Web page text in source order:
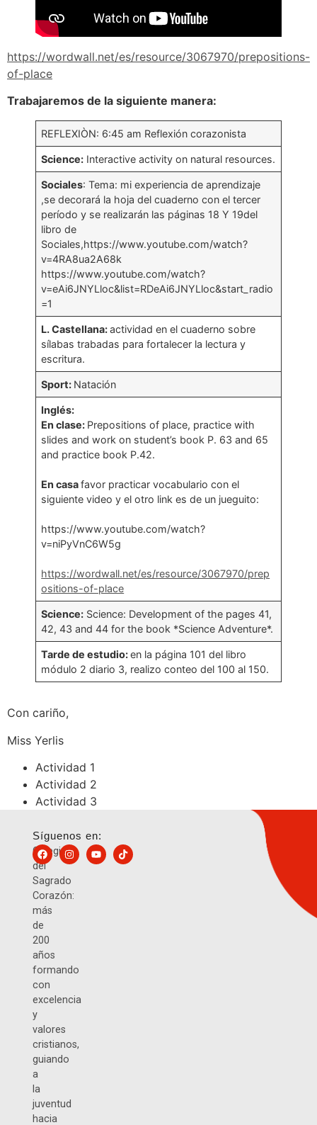
https://wordwall.net/es/resource/3067970/prepositions-
of-place
Trabajaremos de la siguiente manera:
REFLEXIÒN: 6:45 am Reflexión corazonista
Science: Interactive activity on natural resources.
Sociales: Tema: mi experiencia de aprendizaje
,se decorará la hoja del cuaderno con el tercer
período y se realizarán las páginas 18 Y 19del
libro de
Sociales,https://www.youtube.com/watch?
v=4RA8ua2A68k
https://www.youtube.com/watch?
v=eAi6JNYLloc&list=RDeAi6JNYLloc&start_radio
=1
L. Castellana:actividad en el cuaderno sobre
sílabas trabadas para fortalecer la lectura y
escritura.
Sport: Natación
Inglés:
En clase: Prepositions of place, practice with
slides and work on student’s book P. 63 and 65
and practice book P.42.
En casafavor practicar vocabulario con el
siguiente video y el otro link es de un jueguito:
https://www.youtube.com/watch?
v=niPyVnC6W5g
https://wordwall.net/es/resource/3067970/prep
ositions-of-place
Science: Science: Development of the pages 41,
42, 43 and 44 for the book *Science Adventure*.
Tarde de estudio:en la página 101 del libro
módulo 2 diario 3, realizo conteo del 100 al 150.
Con cariño,
Miss Yerlis
Actividad 1
Actividad 2
Actividad 3
Colegio
del
Sagrado
Corazón:
más
de
200
años
formando
con
excelencia
y
valores
cristianos,
guiando
a
la
juventud
hacia
Síguenos en: